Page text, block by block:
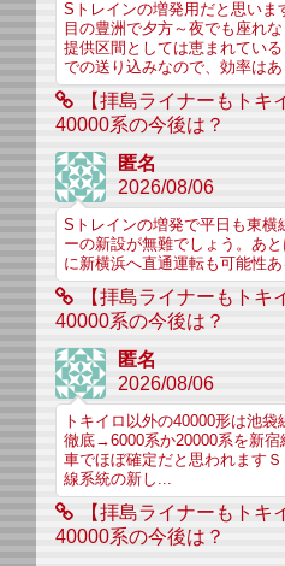
Sトレインの増発用だと思いま
目の豊洲で夕方～夜でも座れ
提供区間としては恵まれてい
での送り込みなので、効率は
【拝島ライナーもトキ
40000系の今後は？
匿名
2026/08/06
Sトレインの増発で平日も東横
ーの新設が無難でしょう。あ
に新横浜へ直通運転も可能性
【拝島ライナーもトキ
40000系の今後は？
匿名
2026/08/06
トキイロ以外の40000形は池
徹底→6000系か20000系を新宿
車でほぼ確定だと思われます
線系統の新し...
【拝島ライナーもトキ
40000系の今後は？